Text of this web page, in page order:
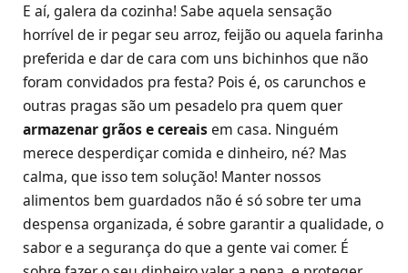
E aí, galera da cozinha! Sabe aquela sensação
horrível de ir pegar seu arroz, feijão ou aquela farinha
preferida e dar de cara com uns bichinhos que não
foram convidados pra festa? Pois é, os carunchos e
outras pragas são um pesadelo pra quem quer
armazenar grãos e cereaisem casa. Ninguém
merece desperdiçar comida e dinheiro, né? Mas
calma, que isso tem solução! Manter nossos
alimentos bem guardados não é só sobre ter uma
despensa organizada, é sobre garantir a qualidade, o
sabor e a segurança do que a gente vai comer. É